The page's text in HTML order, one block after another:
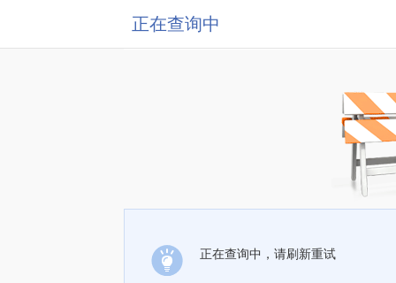
正在查询中
正在查询中，请刷新重试